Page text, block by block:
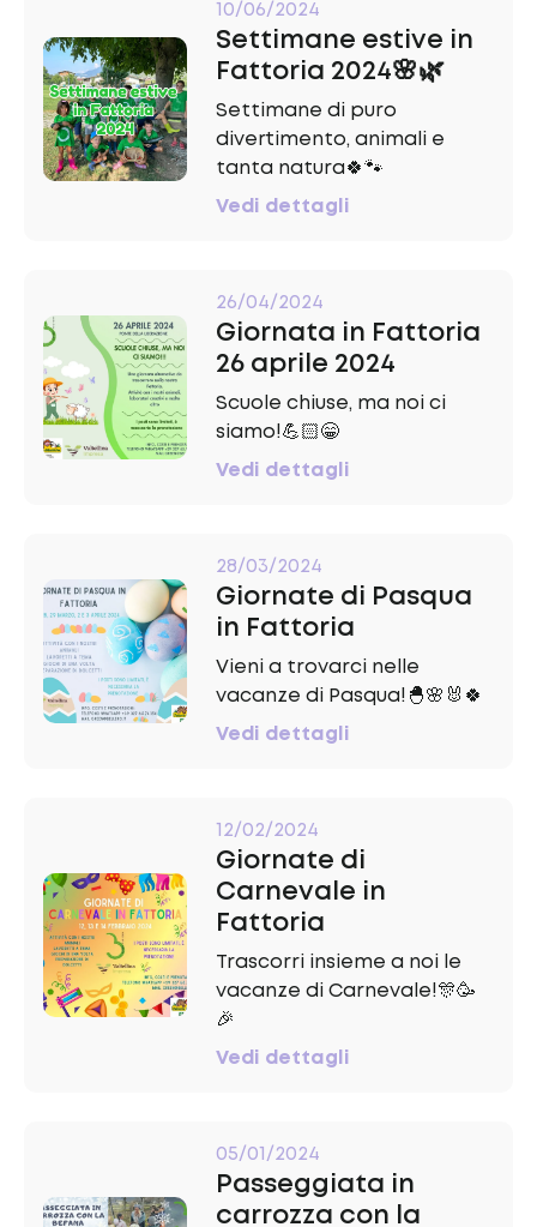
10/06/2024
Settimane estive in
Fattoria 2024🌸🌿
Settimane di puro
divertimento, animali e
tanta natura🍀🐾
Vedi dettagli
26/04/2024
Giornata in Fattoria
26 aprile 2024
Scuole chiuse, ma noi ci
siamo!💪🏻😁
Vedi dettagli
28/03/2024
Giornate di Pasqua
in Fattoria
Vieni a trovarci nelle
vacanze di Pasqua!🐣🌸🐰🍀
Vedi dettagli
12/02/2024
Giornate di
Carnevale in
Fattoria
Trascorri insieme a noi le
vacanze di Carnevale!🎊🥳
🎉
Vedi dettagli
05/01/2024
Passeggiata in
carrozza con la